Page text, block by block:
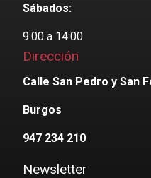
Sábados:
9:00 a 14:00
Dirección
Calle San Pedro y San
Burgos
947 234 210
Newsletter